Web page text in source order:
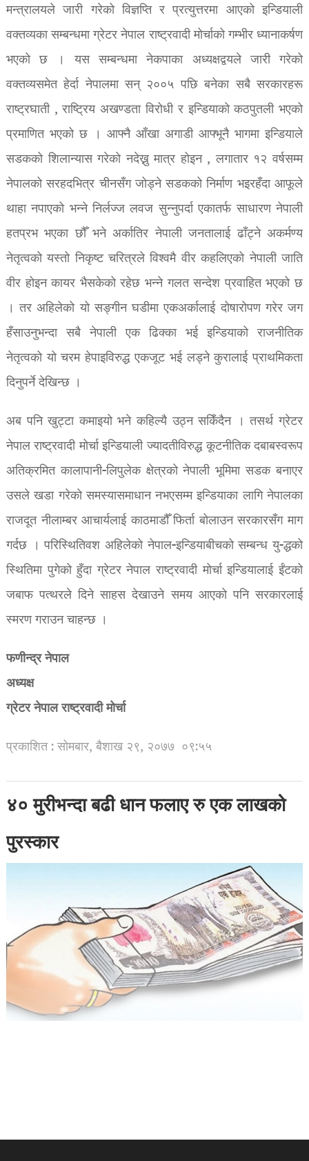
मन्त्रालयले जारी गरेको विज्ञप्ति र प्रत्युत्तरमा आएको इन्डियाली
वक्तव्यका सम्बन्धमा ग्रेटर नेपाल राष्ट्रवादी मोर्चाको गम्भीर ध्यानाकर्षण
भएको छ । यस सम्बन्धमा नेकपाका अध्यक्षद्वयले जारी गरेको
वक्तव्यसमेत हेर्दा नेपालमा सन् २००५ पछि बनेका सबै सरकारहरू
राष्ट्रघाती , राष्ट्रिय अखण्डता विरोधी र इन्डियाको कठपुतली भएको
प्रमाणित भएको छ । आफ्नै आँखा अगाडी आफ्भूनै भागमा इन्डियाले
सडकको शिलान्यास गरेको नदेख्नु मात्र होइन , लगातार १२ वर्षसम्म
नेपालको सरहदभित्र चीनसँग जोड्ने सडकको निर्माण भइरहँदा आफूले
थाहा नपाएको भन्ने निर्लज्ज लवज सुन्नुपर्दा एकातर्फ साधारण नेपाली
हतप्रभ भएका छौँ भने अर्कातिर नेपाली जनतालाई ढाँट्ने अकर्मण्य
नेतृत्वको यस्तो निकृष्ट चरित्रले विश्वमै वीर कहलिएको नेपाली जाति
वीर होइन कायर भैसकेको रहेछ भन्ने गलत सन्देश प्रवाहित भएको छ
। तर अहिलेको यो सङ्गीन घडीमा एकअर्कालाई दोषारोपण गरेर जग
हँसाउनुभन्दा सबै नेपाली एक ढिक्का भई इन्डियाको राजनीतिक
नेतृत्वको यो चरम हेपाइविरुद्ध एकजूट भई लड्ने कुरालाई प्राथमिकता
दिनुपर्ने देखिन्छ ।
अब पनि खुट्टा कमाइयो भने कहिल्यै उठ्न सकिँदैन । तसर्थ ग्रेटर
नेपाल राष्ट्रवादी मोर्चा इन्डियाली ज्यादतीविरुद्ध कूटनीतिक दबाबस्वरूप
अतिक्रमित कालापानी-लिपुलेक क्षेत्रको नेपाली भूमिमा सडक बनाएर
उसले खडा गरेको समस्यासमाधान नभएसम्म इन्डियाका लागि नेपालका
राजदूत नीलाम्बर आचार्यलाई काठमाडौँ फिर्ता बोलाउन सरकारसँग माग
गर्दछ । परिस्थितिवश अहिलेको नेपाल-इन्डियाबीचको सम्बन्ध यु-द्धको
स्थितिमा पुगेको हुँदा ग्रेटर नेपाल राष्ट्रवादी मोर्चा इन्डियालाई ईंटको
जबाफ पत्थरले दिने साहस देखाउने समय आएको पनि सरकारलाई
स्मरण गराउन चाहन्छ ।
फणीन्द्र नेपाल
अध्यक्ष
ग्रेटर नेपाल राष्ट्रवादी मोर्चा
प्रकाशित : सोमबार, बैशाख २९, २०७७ ०९:५५
४० मुरीभन्दा बढी धान फलाए रु एक लाखको
पुरस्कार